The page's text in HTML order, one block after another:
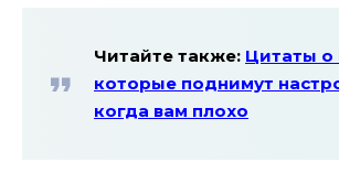
Читайте также: Цитаты о
которые поднимут
когда вам плохо